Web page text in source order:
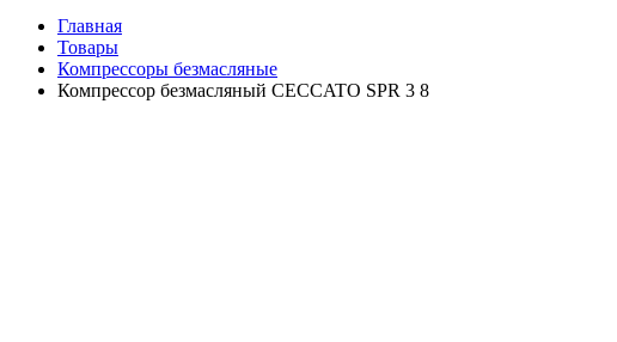
Главная
Товары
Компрессоры безмасляные
Компрессор безмасляный CECCATO SPR 3 8